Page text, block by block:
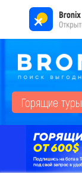
Горящие туры